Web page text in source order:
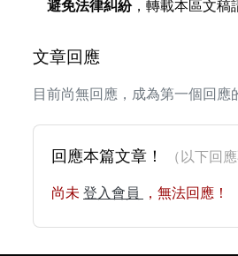
避免法律糾紛，轉載本區文稿
文章回應
目前尚無回應，成為第一個回應
回應本篇文章！ （以下回
尚未 登入會員 ，無法回應！